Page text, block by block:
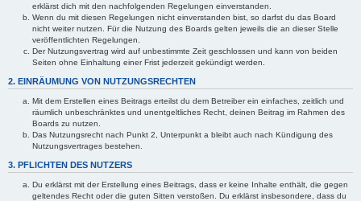
erklärst dich mit den nachfolgenden Regelungen einverstanden.
Wenn du mit diesen Regelungen nicht einverstanden bist, so darfst du das Board
nicht weiter nutzen. Für die Nutzung des Boards gelten jeweils die an dieser Stelle
veröffentlichten Regelungen.
Der Nutzungsvertrag wird auf unbestimmte Zeit geschlossen und kann von beiden
Seiten ohne Einhaltung einer Frist jederzeit gekündigt werden.
2. EINRÄUMUNG VON NUTZUNGSRECHTEN
Mit dem Erstellen eines Beitrags erteilst du dem Betreiber ein einfaches, zeitlich und
räumlich unbeschränktes und unentgeltliches Recht, deinen Beitrag im Rahmen des
Boards zu nutzen.
Das Nutzungsrecht nach Punkt 2, Unterpunkt a bleibt auch nach Kündigung des
Nutzungsvertrages bestehen.
3. PFLICHTEN DES NUTZERS
Du erklärst mit der Erstellung eines Beitrags, dass er keine Inhalte enthält, die gegen
geltendes Recht oder die guten Sitten verstoßen. Du erklärst insbesondere, dass du